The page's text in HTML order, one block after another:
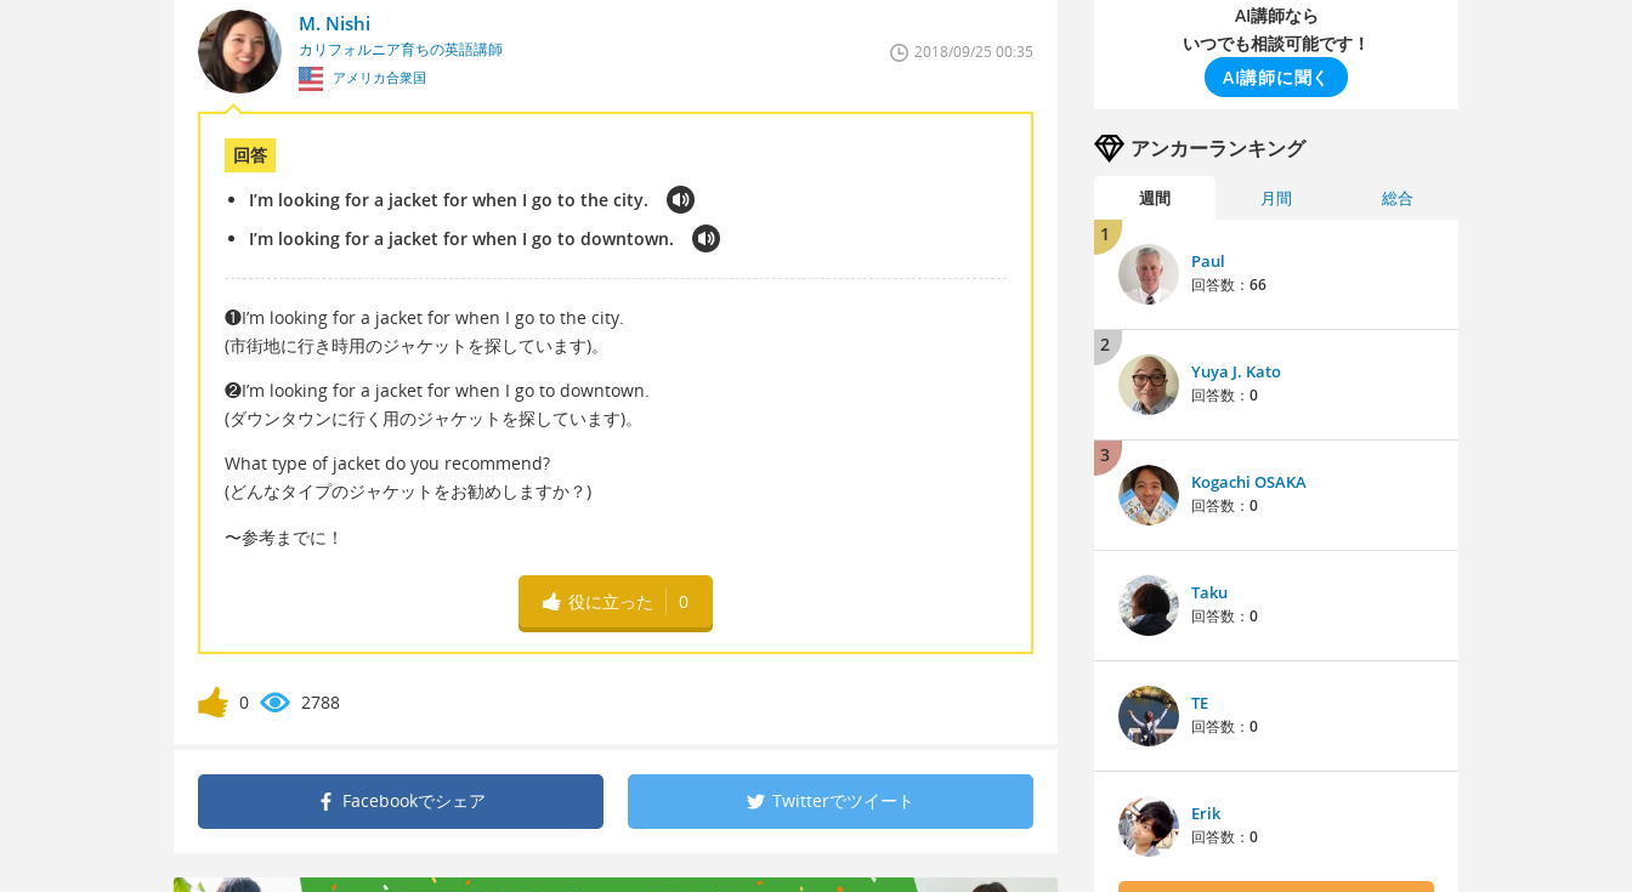
M. Nishi
カリフォルニア育ちの英語講師
アメリカ合衆国
2018/09/25 00:35
回答
I’m looking for a jacket for when I go to the city.
I’m looking for a jacket for when I go to downtown.
❶I’m looking for a jacket for when I go to the city.
(市街地に行き時用のジャケットを探しています)。
❷I’m looking for a jacket for when I go to downtown.
(ダウンタウンに行く用のジャケットを探しています)。
What type of jacket do you recommend?
(どんなタイプのジャケットをお勧めしますか？)
〜参考までに！
役に立った 0
0 2788
Facebookでシェア Twitterでツイート
AI講師なら
いつでも相談可能です！
AI講師に聞く
アンカーランキング
週間 月間 総合
1
Paul
回答数： 66
2
Yuya J. Kato
回答数： 0
3
Kogachi OSAKA
回答数： 0
Taku
回答数： 0
TE
回答数： 0
Erik
回答数： 0